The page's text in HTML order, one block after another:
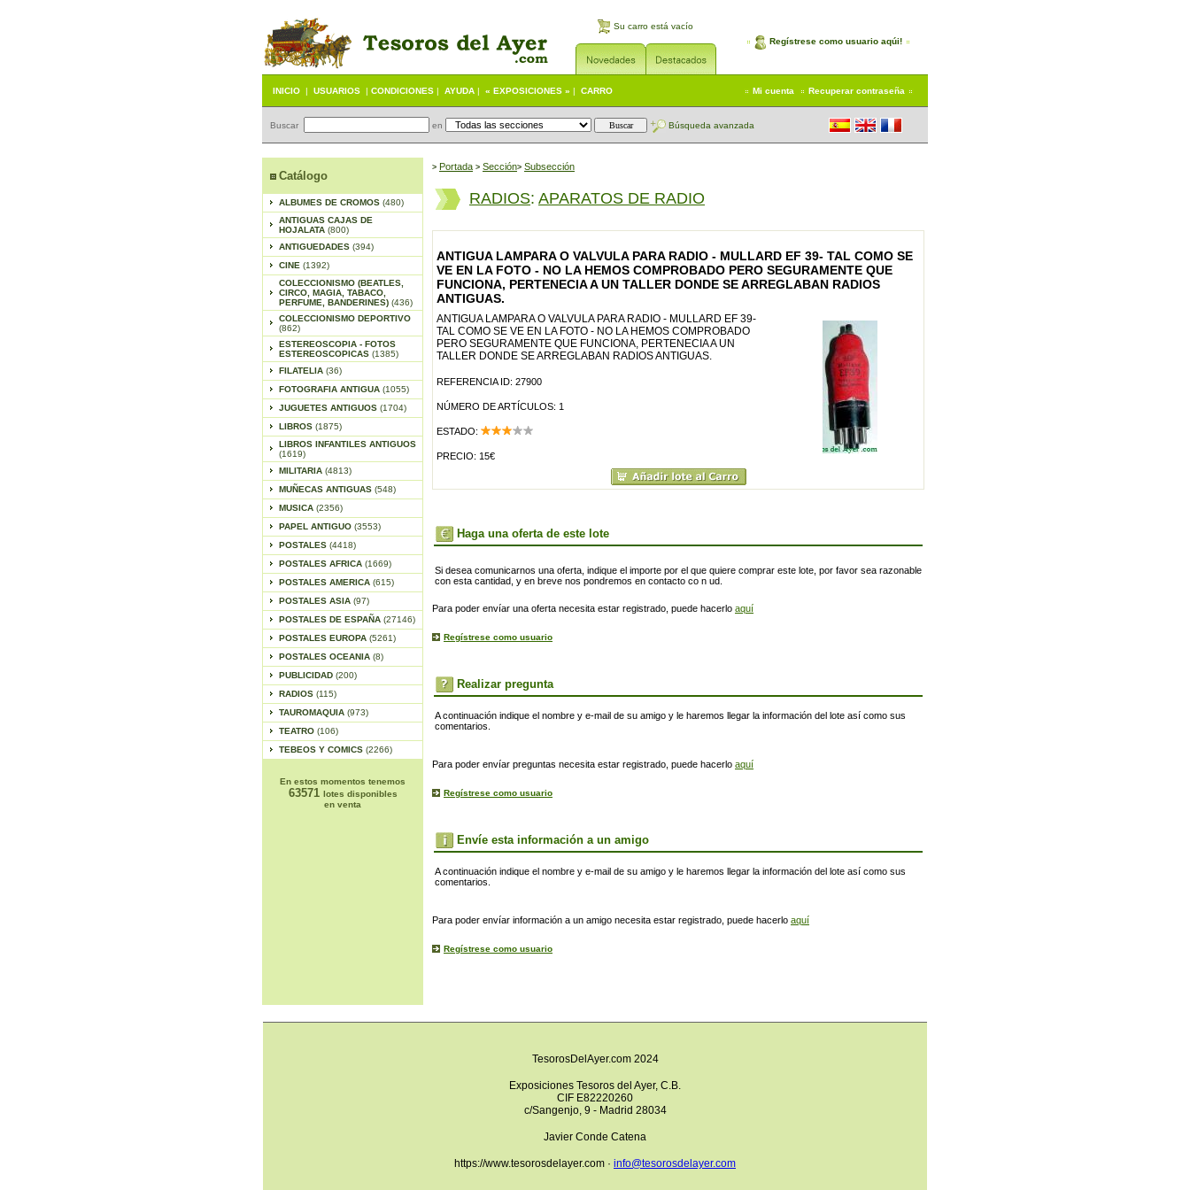
Su carro está vacío
Regístrese como usuario aqúi!
INICIO | USUARIOS | CONDICIONES | AYUDA | « EXPOSICIONES » | CARRO Mi cuenta Recuperar contraseña
Buscar en Búsqueda avanzada
Catálogo
ALBUMES DE CROMOS (480)
ANTIGUAS CAJAS DE
HOJALATA (800)
ANTIGUEDADES (394)
CINE (1392)
COLECCIONISMO (BEATLES,
CIRCO, MAGIA, TABACO,
PERFUME, BANDERINES) (436)
COLECCIONISMO DEPORTIVO
(862)
ESTEREOSCOPIA - FOTOS
ESTEREOSCOPICAS (1385)
FILATELIA (36)
FOTOGRAFIA ANTIGUA (1055)
JUGUETES ANTIGUOS (1704)
LIBROS (1875)
LIBROS INFANTILES ANTIGUOS
(1619)
MILITARIA (4813)
MUÑECAS ANTIGUAS (548)
MUSICA (2356)
PAPEL ANTIGUO (3553)
POSTALES (4418)
POSTALES AFRICA (1669)
POSTALES AMERICA (615)
POSTALES ASIA (97)
POSTALES DE ESPAÑA (27146)
POSTALES EUROPA (5261)
POSTALES OCEANIA (8)
PUBLICIDAD (200)
RADIOS (115)
TAUROMAQUIA (973)
TEATRO (106)
TEBEOS Y COMICS (2266)
En estos momentos tenemos
63571 lotes disponibles
en venta
> Portada > Sección> Subsección
RADIOS: APARATOS DE RADIO
ANTIGUA LAMPARA O VALVULA PARA RADIO - MULLARD EF 39- TAL COMO SE
VE EN LA FOTO - NO LA HEMOS COMPROBADO PERO SEGURAMENTE QUE
FUNCIONA, PERTENECIA A UN TALLER DONDE SE ARREGLABAN RADIOS
ANTIGUAS.
ANTIGUA LAMPARA O VALVULA PARA RADIO - MULLARD EF 39-
TAL COMO SE VE EN LA FOTO - NO LA HEMOS COMPROBADO
PERO SEGURAMENTE QUE FUNCIONA, PERTENECIA A UN
TALLER DONDE SE ARREGLABAN RADIOS ANTIGUAS.
REFERENCIA ID: 27900
NÚMERO DE ARTÍCULOS: 1
ESTADO:
PRECIO: 15€
Haga una oferta de este lote
Si desea comunicarnos una oferta, indique el importe por el que quiere comprar este lote, por favor sea razonable
con esta cantidad, y en breve nos pondremos en contacto co n ud.
Para poder envíar una oferta necesita estar registrado, puede hacerlo aquí
Regístrese como usuario
Realizar pregunta
A continuación indique el nombre y e-mail de su amigo y le haremos llegar la información del lote así como sus
comentarios.
Para poder envíar preguntas necesita estar registrado, puede hacerlo aquí
Regístrese como usuario
Envíe esta información a un amigo
A continuación indique el nombre y e-mail de su amigo y le haremos llegar la información del lote así como sus
comentarios.
Para poder envíar información a un amigo necesita estar registrado, puede hacerlo aquí
Regístrese como usuario
TesorosDelAyer.com 2024
Exposiciones Tesoros del Ayer, C.B.
CIF E82220260
c/Sangenjo, 9 - Madrid 28034
Javier Conde Catena
https://www.tesorosdelayer.com · info@tesorosdelayer.com